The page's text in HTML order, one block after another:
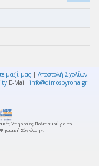
μαζί μας | Αποστολή Σχολίων
E-Mail: info@dimosbyrona.gr
Υπηρεσίες Πολιτισμού για το
Σύγκλιση».